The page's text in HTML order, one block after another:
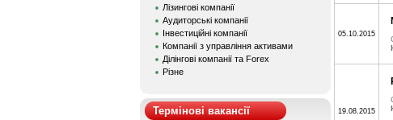
Лізингові компанії
Аудиторські компанії
Інвестиційні компанії
Компанії з управління активами
Ділінгові компанії та Forex
Різне
Термінові вакансії
05.10.2015
19.08.2015